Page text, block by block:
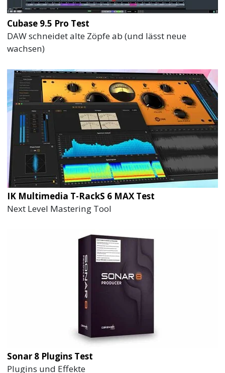
Cubase 9.5 Pro Test
DAW schneidet alte Zöpfe ab (und lässt neue
wachsen)
IK Multimedia T-RackS 6 MAX Test
Next Level Mastering Tool
Sonar 8 Plugins Test
Plugins und Effekte